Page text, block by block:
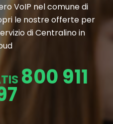
VoIP nel comune di
le nostre offerte per
di Centralino in
800 911